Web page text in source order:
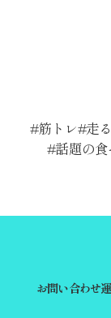
筋トレ 走
話題の
お問い合わせ